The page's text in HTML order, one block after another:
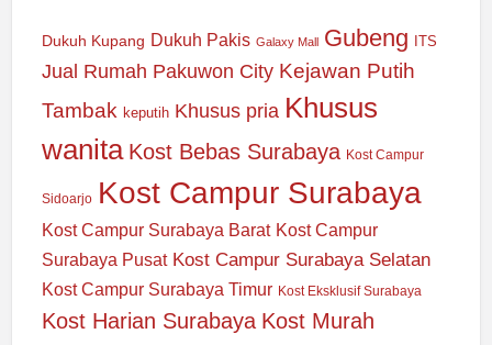
Dukuh Kupang Dukuh Pakis Galaxy Mall Gubeng ITS
Jual Rumah Pakuwon City Kejawan Putih
Tambak keputih Khusus pria Khusus
wanita Kost Bebas Surabaya Kost Campur
Sidoarjo Kost Campur Surabaya
Kost Campur Surabaya Barat Kost Campur
Surabaya Pusat Kost Campur Surabaya Selatan
Kost Campur Surabaya Timur Kost Eksklusif Surabaya
Kost Harian Surabaya Kost Murah